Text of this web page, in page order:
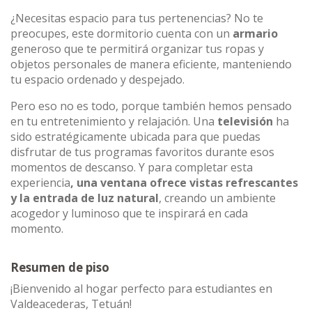
¿Necesitas espacio para tus pertenencias? No te
preocupes, este dormitorio cuenta con un armario
generoso que te permitirá organizar tus ropas y
objetos personales de manera eficiente, manteniendo
tu espacio ordenado y despejado.
Pero eso no es todo, porque también hemos pensado
en tu entretenimiento y relajación. Una televisión ha
sido estratégicamente ubicada para que puedas
disfrutar de tus programas favoritos durante esos
momentos de descanso. Y para completar esta
experiencia, una ventana ofrece vistas refrescantes
y la entrada de luz natural, creando un ambiente
acogedor y luminoso que te inspirará en cada
momento.
Resumen de piso
¡Bienvenido al hogar perfecto para estudiantes en
Valdeacederas, Tetuán!